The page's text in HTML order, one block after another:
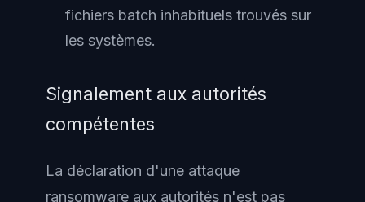
fichiers batch inhabituels trouvés sur
les systèmes.
Signalement aux autorités
compétentes
La déclaration d'une attaque
ransomware aux autorités n'est pas